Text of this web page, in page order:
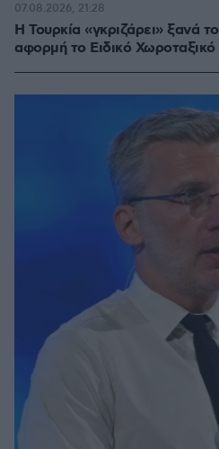
Η Τουρκία «γκριζάρει» ξανά
αφορμή το Ειδικό Χωροταξικό
07.08.2026, 21:28